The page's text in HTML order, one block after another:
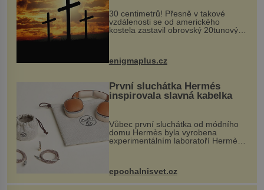
30 centimetrů! Přesně v takové
vzdálenosti se od amerického
kostela zastavil obrovský 20tunový
...
enigmaplus.cz
První sluchátka Hermés
inspirovala slavná kabelka
Vůbec první sluchátka od módního
domu Hermès byla vyrobena
experimentálním laboratoří Hermès
kovový...
epochalnisvet.cz